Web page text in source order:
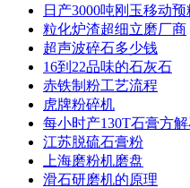
日产3000吨刚玉移动预
粒化炉渣超细立磨厂商
超声波碎石多少钱
16到22品味的石灰石
赤铁制粉工艺流程
虎牌粉碎机
每小时产130T石膏方
江苏脱硫石膏粉
上海磨粉机磨盘
滑石研磨机的原理